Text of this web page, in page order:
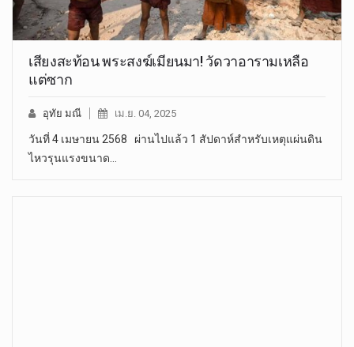
เสียงสะท้อน พระสงฆ์เมียนมา! วัดวาอารามเหลือ
แต่ซาก
อุทัย มณี เม.ย. 04, 2025
วันที่ 4 เมษายน 2568 ผ่านไปแล้ว 1 สัปดาห์สำหรับเหตุแผ่นดิน
ไหวรุนแรงขนาด…